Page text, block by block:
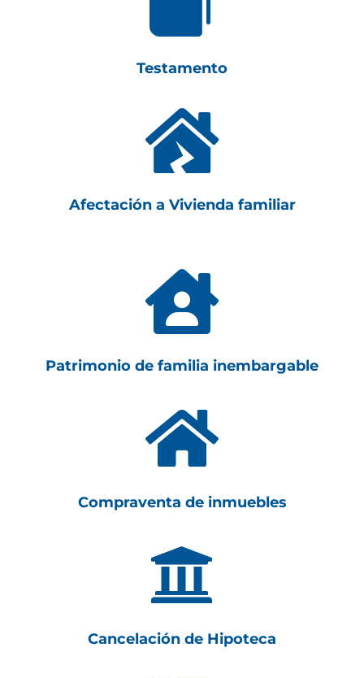
Testamento

Afectación a Vivienda familiar

Patrimonio de familia inembargable

Compraventa de inmuebles

Cancelación de Hipoteca